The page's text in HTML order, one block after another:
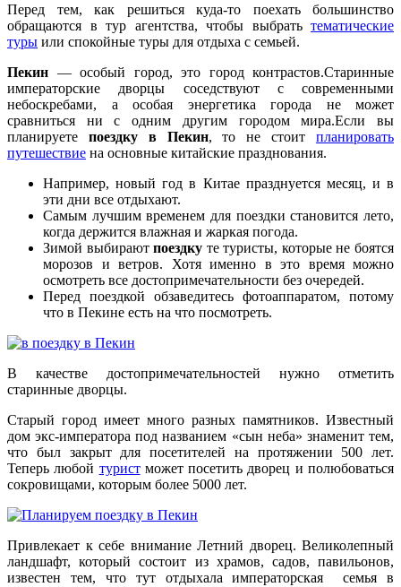
Перед тем, как решиться куда-то поехать большинство
обращаются в тур агентства, чтобы выбрать тематические
туры или спокойные туры для отдыха с семьей.
Пекин — особый город, это город контрастов.Старинные
императорские дворцы соседствуют с современными
небоскребами, а особая энергетика города не может
сравниться ни с одним другим городом мира.Если вы
планируете поездку в Пекин, то не стоитпланировать
путешествие на основные китайские празднования.
Например, новый год в Китае празднуется месяц, и в
эти дни все отдыхают.
Самым лучшим временем для поездки становится лето,
когда держится влажная и жаркая погода.
Зимой выбираютпоездку те туристы, которые не боятся
морозов и ветров. Хотя именно в это время можно
осмотреть все достопримечательности без очередей.
Перед поездкой обзаведитесь фотоаппаратом, потому
что в Пекине есть на что посмотреть.
В качестве достопримечательностей нужно отметить
старинные дворцы.
Старый город имеет много разных памятников. Известный
дом экс-императора под названием «сын неба» знаменит тем,
что был закрыт для посетителей на протяжении 500 лет.
Теперь любой туристможет посетить дворец и полюбоваться
сокровищами, которым более 5000 лет.
Привлекает к себе внимание Летний дворец. Великолепный
ландшафт, который состоит из храмов, садов, павильонов,
известен тем, что тут отдыхала императорская семья в